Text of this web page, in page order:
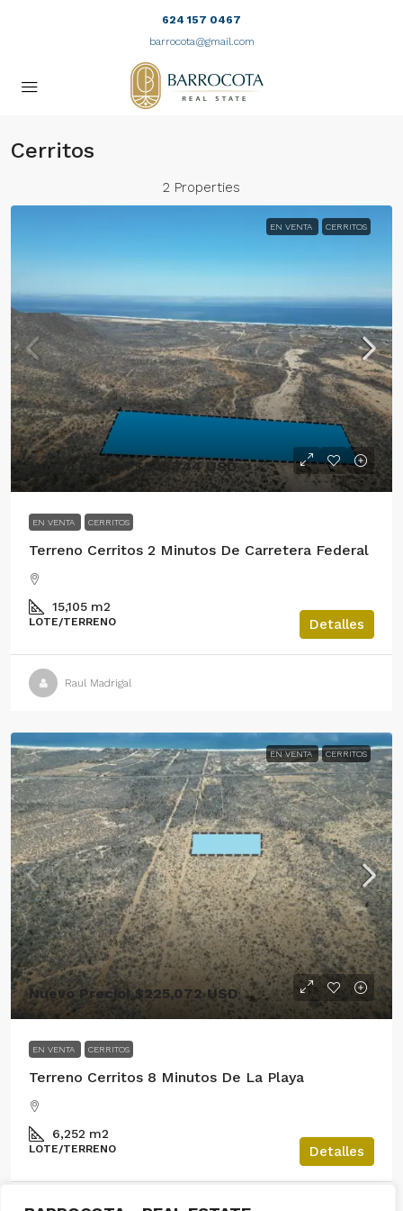
624 157 0467
barrocota@gmail.com
Cerritos
2 Properties
EN VENTA CERRITOS
Nuevo Precio! $543,744 USD
EN VENTA CERRITOS
Terreno Cerritos 2 Minutos De Carretera Federal
15,105 m2
LOTE/TERRENO Detalles
Raul Madrigal
EN VENTA CERRITOS
Nuevo Precio! $225,072 USD
EN VENTA CERRITOS
Terreno Cerritos 8 Minutos De La Playa
6,252 m2
LOTE/TERRENO Detalles